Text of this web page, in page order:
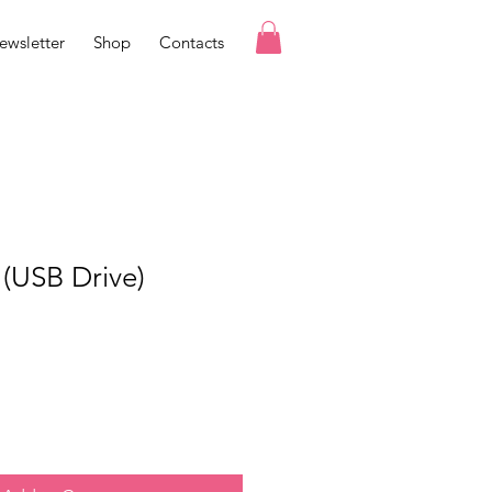
Shop Contacts
Drive)